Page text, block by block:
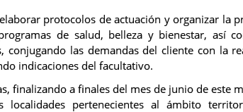
protocolos de actuación y organizar la
de salud, belleza y bienestar, así
conjugando las demandas del cliente con la
indicaciones del facultativo.
finalizando a finales del mes de junio de este
pertenecientes al ámbito